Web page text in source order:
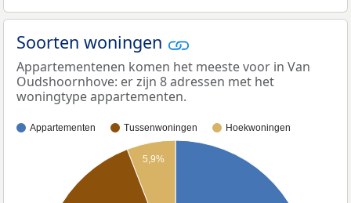
Soorten woningen
Appartementenen komen het meeste voor in Van
Oudshoornhove: er zijn 8 adressen met het
woningtype appartementen.
Appartementen Tussenwoningen Hoekwoningen
5,9%